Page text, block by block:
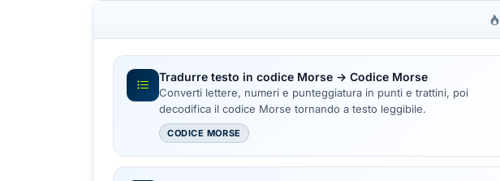
Tradurre testo in codice Morse → Codice Morse
Converti lettere, numeri e punteggiatura in punti e trattini, poi
decodifica il codice Morse tornando a testo leggibile.
CODICE MORSE